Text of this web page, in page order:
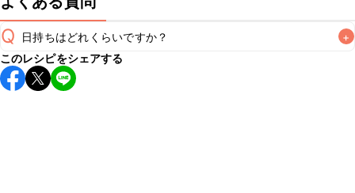
Q 日持ちはどれくらいですか？ +
保存期間は冷蔵で当日中が目安です。なるべくお早めにお召
し上がりください。
このレシピをシェアする